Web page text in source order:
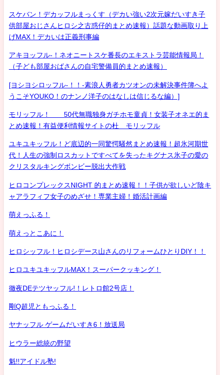
スケバン！デカッフルまっくす（デカい強い2次元嫁だいすき子
供部屋おじさんヒロシ之古惑仔的まとめ速報）話題な動画取り上
げMAX！デカいは正義刑事編
アキヨッフル-！ネオニートスケ番長のエキストラ芸能情報局！
（子ども部屋おばさんの自宅警備員的まとめ速報）
[ヨシヨシロッフル-！！-素浪人勇者カツオンの未解決事件簿へよ
うこそYOUKO！のナンノ洋子のはなしは信じるな編）]
モリッフル！ 50代無職独身ガチホモ童貞！女装子オネエ的ま
とめ速報！有益便利情報サイトの杜 モリッフル
ユキユキッフル！ど底辺的一同驚愕騒然まとめ速報！超氷河期世
代！人生の強制ロスカットですべてを失ったキグナス氷子の愛の
クリスタルキングボンビー脱出大作戦
ヒロコンプレックスNIGHT 的まとめ速報！！子供が欲しいど陰キ
ャアラフィフ女子のめざせ！専業主婦！婚活計画編
萌えっふる！
萌えっとこあに！
ヒロシッフル！ヒロシデース山さんのリフォームひとりDIY！！
ヒロユキユキッフルMAX！スーパークッキング！
徹夜DEテツヤッフル!！レトロ館2号店！
剛Q超児ともっふる！
ヤナッフル ゲームだいすき6！放送局
ヒウラー総統の野望
魁!!アイドル塾!